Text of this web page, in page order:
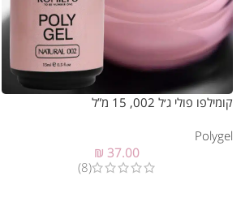
קומילפו פולי ג׳ל 002, 15 מ”ל
Polygel
₪ 37.00
(8)